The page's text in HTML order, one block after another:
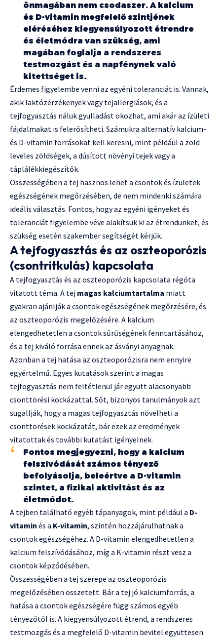
önmagában nem csodaszer. A kalcium
és D-vitamin megfelelő szintjének
eléréséhez kiegyensúlyozott étrendre
és életmódra van szükség, ami
magában foglalja a rendszeres
testmozgást és a napfénynek való
kitettséget is.
Érdemes figyelembe venni az egyéni toleranciát is. Vannak,
akik laktózérzékenyek vagy tejallergiások, és a
tejfogyasztás náluk gyulladást okozhat, ami akár az ízületi
fájdalmakat is felerősítheti. Számukra alternatív kalcium-
és D-vitamin forrásokat kell keresni, mint például a zöld
leveles zöldségek, a dúsított növényi tejek vagy a
táplálékkiegészítők.
Összességében a tej hasznos lehet a csontok és ízületek
egészségének megőrzésében, de nem mindenki számára
ideális választás. Fontos, hogy az egyéni igényeket és
toleranciát figyelembe véve alakítsuk ki az étrendünket, és
szükség esetén szakember segítségét kérjük.
A tejfogyasztás és az oszteoporózis
(csontritkulás) kapcsolata
A tejfogyasztás és az oszteoporózis kapcsolata régóta
vitatott téma. A tej magas kalciumtartalma miatt
gyakran ajánlják a csontok egészségének megőrzésére, és
az oszteoporózis megelőzésére. A kalcium
elengedhetetlen a csontok sűrűségének fenntartásához,
és a tej kiváló forrása ennek az ásványi anyagnak.
Azonban a tej hatása az oszteoporózisra nem ennyire
egyértelmű. Egyes kutatások szerint a magas
tejfogyasztás nem feltétlenül jár együtt alacsonyabb
csonttörési kockázattal. Sőt, bizonyos tanulmányok azt
sugallják, hogy a magas tejfogyasztás növelheti a
csonttörések kockázatát, bár ezek az eredmények
vitatottak és további kutatást igényelnek.
Fontos megjegyezni, hogy a kalcium
felszívódását számos tényező
befolyásolja, beleértve a D-vitamin
szintet, a fizikai aktivitást és az
életmódot.
A tejben található egyéb tápanyagok, mint például a D-
vitamin és a K-vitamin, szintén hozzájárulhatnak a
csontok egészségéhez. A D-vitamin elengedhetetlen a
kalcium felszívódásához, míg a K-vitamin részt vesz a
csontok képződésében.
Összességében a tej szerepe az oszteoporózis
megelőzésében összetett. Bár a tej jó kalciumforrás, a
hatása a csontok egészségére függ számos egyéb
tényezőtől is. A kiegyensúlyozott étrend, a rendszeres
testmozgás és a megfelelő D-vitamin bevitel együttesen